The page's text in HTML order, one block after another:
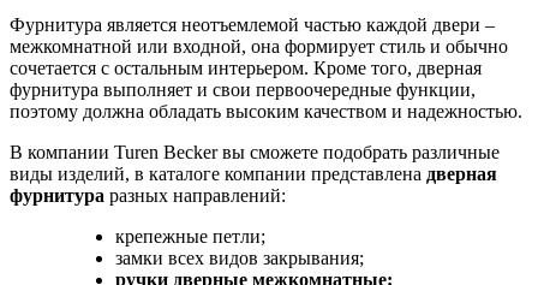
Фурнитура является неотъемлемой частью каждой двери –
межкомнатной или входной, она формирует стиль и обычно
сочетается с остальным интерьером. Кроме того, дверная
фурнитура выполняет и свои первоочередные функции,
поэтому должна обладать высоким качеством и надежностью.
В компании Turen Becker вы сможете подобрать различные
виды изделий, в каталоге компании представлена дверная
фурнитура разных направлений:
крепежные петли;
замки всех видов закрывания;
ручки дверные межкомнатные;